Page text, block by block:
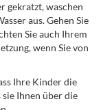
gekratzt, waschen
aus. Gehen Sie
Sie auch Ihrem
wenn Sie von
Ihre Kinder die
sie Ihnen über die